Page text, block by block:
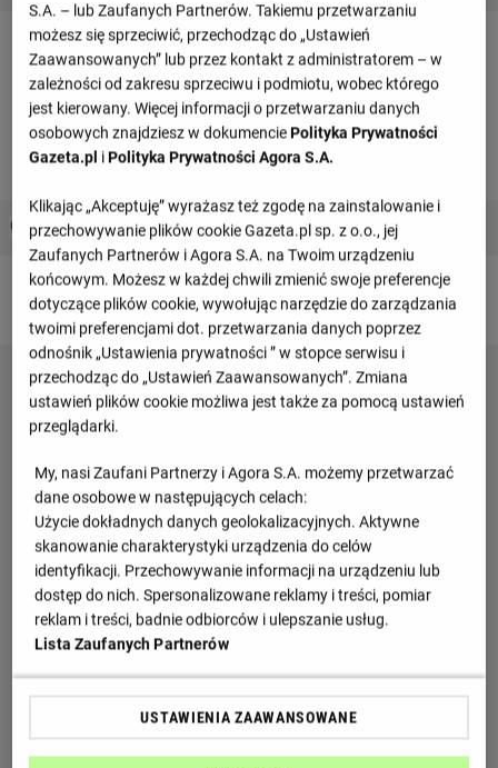
Terminarz drużyny
Styczeń 2026
RPA
1 : 2
0 : 1
Kamerun
S.A. – lub Zaufanych Partnerów. Takiemu przetwarzaniu
możesz się sprzeciwić, przechodząc do „Ustawień
Zaawansowanych” lub przez kontakt z administratorem – w
zależności od zakresu sprzeciwu i podmiotu, wobec którego
jest kierowany. Więcej informacji o przetwarzaniu danych
osobowych znajdziesz w dokumenciePolityka Prywatności
Gazeta.pl iPolityka Prywatności Agora S.A.
Klikając „Akceptuję” wyrażasz też zgodę na zainstalowanie i
przechowywanie plików cookie Gazeta.pl sp. z o.o., jej
Zaufanych Partnerów i Agora S.A. na Twoim urządzeniu
końcowym. Możesz w każdej chwili zmienić swoje preferencje
dotyczące plików cookie, wywołując narzędzie do zarządzania
twoimi preferencjami dot. przetwarzania danych poprzez
odnośnik „Ustawienia prywatności ” w stopce serwisu i
przechodząc do „Ustawień Zaawansowanych”. Zmiana
ustawień plików cookie możliwa jest także za pomocą ustawień
przeglądarki.
My, nasi Zaufani Partnerzy i Agora S.A. możemy przetwarzać
dane osobowe w następujących celach:
Użycie dokładnych danych geolokalizacyjnych. Aktywne
skanowanie charakterystyki urządzenia do celów
identyfikacji. Przechowywanie informacji na urządzeniu lub
dostęp do nich. Spersonalizowane reklamy i treści, pomiar
reklam i treści, badnie odbiorców i ulepszanie usług.
Lista Zaufanych Partnerów
USTAWIENIA ZAAWANSOWANE